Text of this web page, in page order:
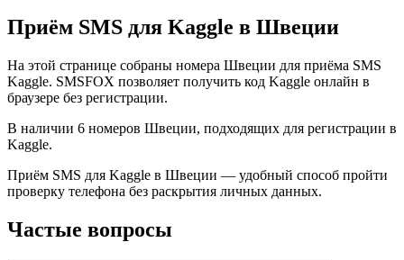
Приём SMS для Kaggle в Швеции
На этой странице собраны номера Швеции для приёма SMS
Kaggle. SMSFOX позволяет получить код Kaggle онлайн в
браузере без регистрации.
В наличии 6 номеров Швеции, подходящих для регистрации в
Kaggle.
Приём SMS для Kaggle в Швеции — удобный способ пройти
проверку телефона без раскрытия личных данных.
Частые вопросы